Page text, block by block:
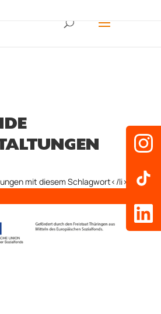
mit diesem Schlagwort</li>